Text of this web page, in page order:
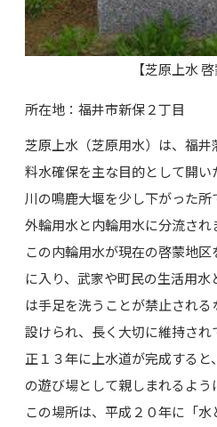
【芝原上水 啓
所在地：福井市新保２丁目
芝原上水（芝原用水）は、福
料水確保を主な目的として開
川の鳴鹿大堰を少し下がった
外輪用水と内輪用水に分流され
この内輪用水が現在の啓蒙地
に入り、武家や町民の生活用
は手足を洗うことが禁止され
設けられ、長く大切に維持さ
正１３年に上水道が完成する
の遊び場として親しまれるよう
この場所は、平成２０年に「